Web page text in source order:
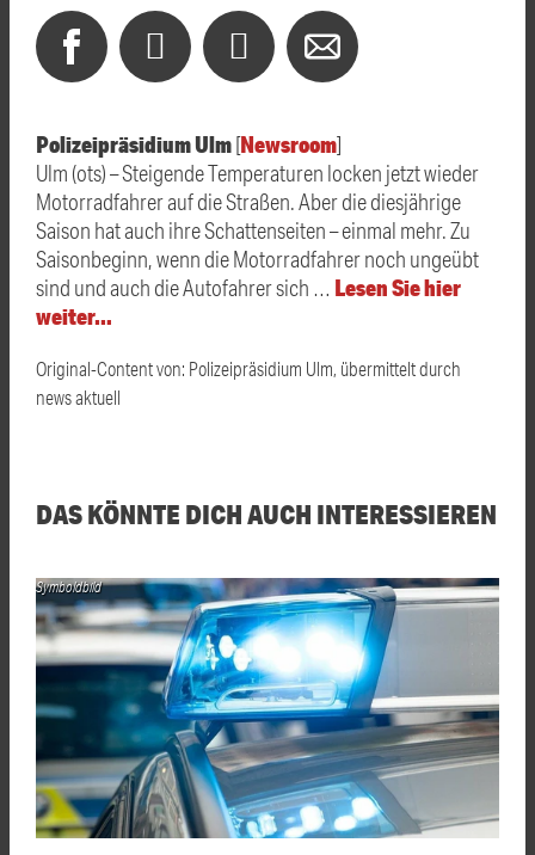
Polizeipräsidium Ulm[Newsroom]
Ulm (ots) – Steigende Temperaturen locken jetzt wieder
Motorradfahrer auf die Straßen. Aber die diesjährige
Saison hat auch ihre Schattenseiten – einmal mehr. Zu
Saisonbeginn, wenn die Motorradfahrer noch ungeübt
sind und auch die Autofahrer sich … Lesen Sie hier
weiter…
Original-Content von: Polizeipräsidium Ulm, übermittelt durch
news aktuell
DAS KÖNNTE DICH AUCH INTERESSIEREN
Symboldbild